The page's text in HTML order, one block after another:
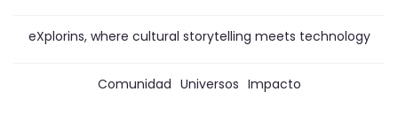
eXplorins, where cultural storytelling meets technology
Comunidad Universos Impacto